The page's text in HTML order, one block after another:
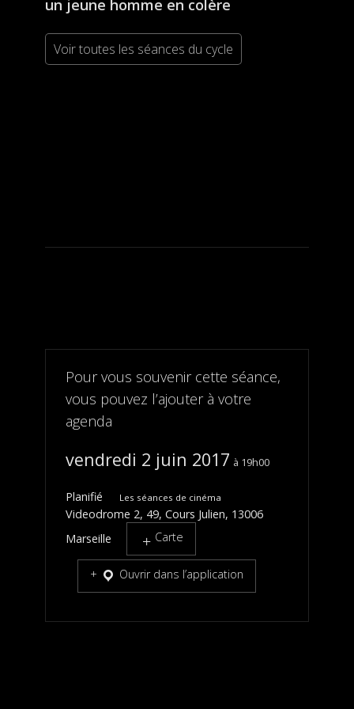
un jeune homme en colère
Voir toutes les séances du cycle
Pour vous souvenir cette séance,
vous pouvez l’ajouter à votre
agenda
vendredi 2 juin 2017 19h00
Planifié Les séances de cinéma
Videodrome 2, 49, Cours Julien, 13006
Marseille
Carte
Ouvrir dans l’application